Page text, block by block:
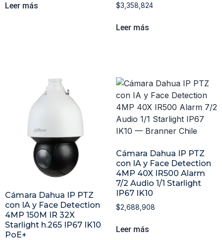
Leer más $3,358,824
Leer más
Cámara Dahua IP PTZ
con IA y Face Detection
4MP 150M IR 32X
Starlight h.265 IP67 IK10
PoE+
Cámara Dahua IP PTZ
con IA y Face Detection
4MP 40X IR500 Alarm
7/2 Audio 1/1 Starlight
IP67 IK10
$2,688,908
Leer más